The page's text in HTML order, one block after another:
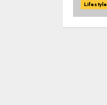
Lifestyle